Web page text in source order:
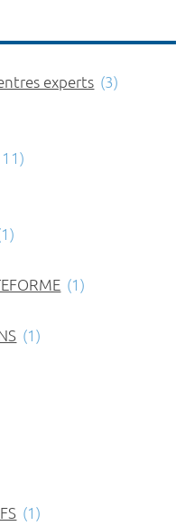
experts (3)
(1)
(1)
(1)